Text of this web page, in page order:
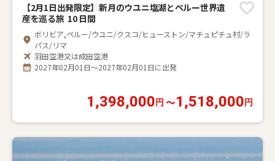
【2月1日出発限定】新月のウユニ塩湖とペルー世界遺
産を巡る旅 10 日間
ボリビア,ペルー/ウユニ/クスコ/ヒューストン/マチュピチュ村/ラ
パス/リマ
羽田空港又は成田空港
2027年02月01日～2027年02月01日に出発
1,398,000 円 〜1,518,000 円